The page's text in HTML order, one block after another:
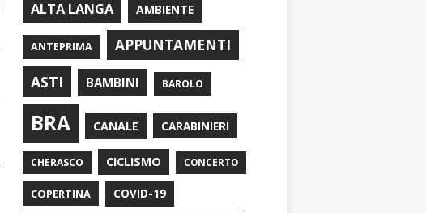
ALTA LANGA AMBIENTE
ANTEPRIMA
APPUNTAMENTI
ASTI
BAMBINI BAROLO
BRA CANALE CARABINIERI
CHERASCO CICLISMO CONCERTO
COPERTINA COVID-19